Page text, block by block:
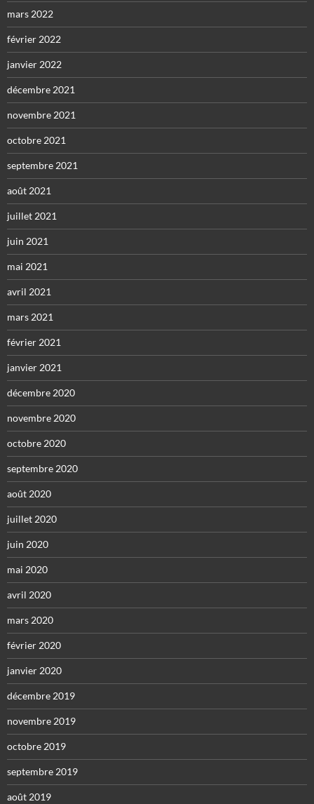
mars 2022
février 2022
janvier 2022
décembre 2021
novembre 2021
octobre 2021
septembre 2021
août 2021
juillet 2021
juin 2021
mai 2021
avril 2021
mars 2021
février 2021
janvier 2021
décembre 2020
novembre 2020
octobre 2020
septembre 2020
août 2020
juillet 2020
juin 2020
mai 2020
avril 2020
mars 2020
février 2020
janvier 2020
décembre 2019
novembre 2019
octobre 2019
septembre 2019
août 2019